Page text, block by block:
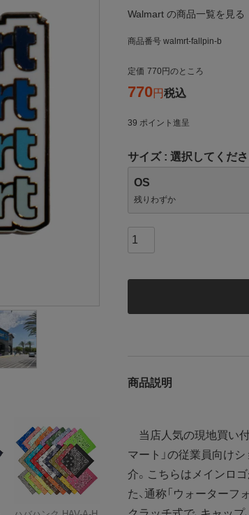
Walmart の商品一覧を見る
商品番号 walmrt-fallpin-b
定価 770 のところ
770 税込
39 ポイント進呈
サイズ 選択してくだ
OS
残りわずか
商品説明
当店人気の現地買い付
マート」の従業員向け
介。こちらはメインロ
た、通称「ウォーター